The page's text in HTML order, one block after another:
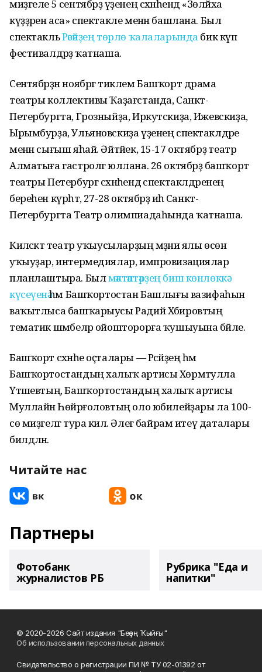
миҙгеле 5 сентябрҙә үҙенең сәхнәһендә «Зөләйха
күҙҙәрен аса» спектакле менән башлана. Был
спектакльРәсәйҙең төрлө ҡалаларында бик күп
фестивалдәрҙә ҡатнаша.
Сентябрҙән ноябргә тиклем Башҡорт драма
театры коллективы Ҡаҙағстанда, Санкт-
Петербургта, Грозныйҙа, Иркутскиҙа, Ижевскиҙа,
Ырымбурҙа, Ульяновскиҙа үҙенең спектаклдәре
менән сығыш яһай. Әйтәйек, 15-17 октябрҙә театр
Алматыға гастролгә юллана. 26 октябрҙә башҡорт
театры Петербург сәхнәһендә спектаклдәренең
береһен күрһәтә, 27-28 октябрҙә иһә Санкт-
Петербургта Театр олимпиадаһында ҡатнаша.
Киләсәктә театр уҡыусыларҙың мәҙәни ялы өсөн
уҡыуҙар, интермедиялар, импровизациялар
планлаштыра. Былмәктәптәрҙең биш көнлөккә
күсеүенәһәм Башҡортостан Башлығы вазифаһын
ваҡытлыса башҡарыусы Радий Хәбировтың
тематик шәмбеләр ойошторорға ҡушыуына бәйле.
Башҡорт сәхнәһе оҫталары — Рәсәйҙең һәм
Башҡортостандың халыҡ артисы Хөрмәтулла
Үтәшевтың, Башҡортостандың халыҡ артисы
Муллайән Һөйәрғоловтың оло юбилейҙары ла 100-
сө миҙгелгә тура килә. Әлегә байрам итеү даталары
билдәләнә.
Читайте нас
Партнеры
Фотобанк
журналистов РБ
Рубрика "Еда и
напитки"
© 2020-2026 Сайт издания "Беҙҙең Ҡыйғы"
Об использовании персональных данных
Свидетельство о регистрации ПИ № ТУ 02-01392 от